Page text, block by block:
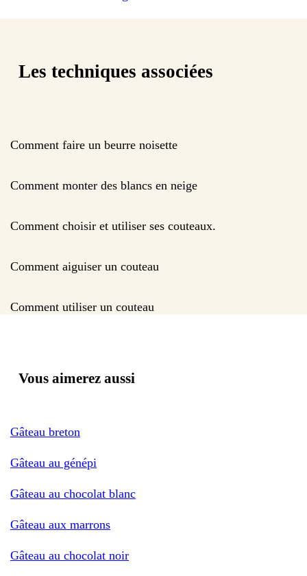
Les techniques associées
Comment faire un beurre noisette
Comment monter des blancs en neige
Comment choisir et utiliser ses couteaux.
Comment aiguiser un couteau
Comment utiliser un couteau
Vous aimerez aussi
Gâteau breton
Gâteau au génépi
Gâteau au chocolat blanc
Gâteau aux marrons
Gâteau au chocolat noir